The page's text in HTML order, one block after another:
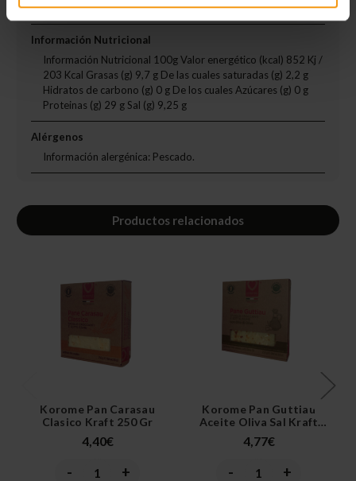
mantenga cubierto de aceite.
Información Nutricional
Información Nutricional 100g Valor energético (kcal) 852 Kj /
203 Kcal Grasas (g) 9,7 g De las cuales saturadas (g) 2,2 g
Hidratos de carbono (g) 0 g De los cuales Azúcares (g) 0 g
Proteinas (g) 29 g Sal (g) 9,25 g
Alérgenos
Información alergénica: Pescado.
Productos relacionados
Korome Pan Carasau
Clasico Kraft 250 Gr
4,40€
Disminuir
-
Aumentar
+
Korome Pan Guttiau
Aceite Oliva Sal Kraft
250 Gr
4,77€
Disminuir
-
Aumentar
+